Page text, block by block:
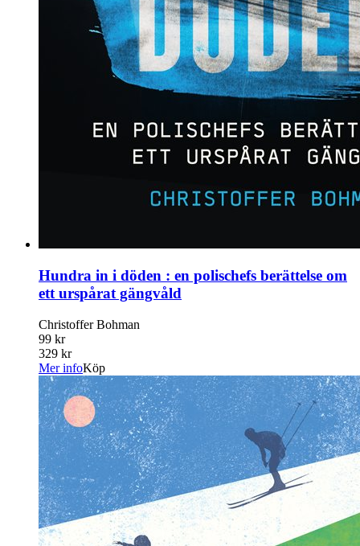
Hundra in i döden : en polischefs berättelse om
ett urspårat gängvåld
Christoffer Bohman
99 kr
329 kr
Mer infoKöp